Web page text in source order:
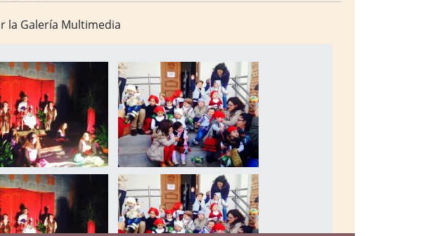
la Galería Multimedia